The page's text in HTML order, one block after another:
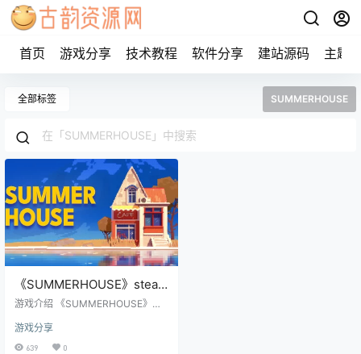
首页 游戏分享 技术教程 软件分享 建站源码 主题
全部标签 SUMMERHOUSE
《SUMMERHOUSE》steam
正版离线版共享账号
游戏介绍 《SUMMERHOUSE》
梦幻般的居家空间！这款微型建筑
游戏让你畅享创意无限，搭建出独
游戏分享
639 0